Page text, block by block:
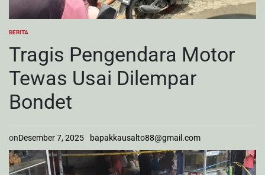
POSTED
BERITA
Tragis Pengendara Motor
Tewas Usai Dilempar
Bondet
onDesember 7, 2025 bapakkausalto88@gmail.com